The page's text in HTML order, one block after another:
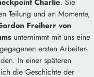
Teilung und an Momente,
Freiherr von
unternimmt mit uns eine
ersten Arbeiter-
In einer späteren
die Geschichte der